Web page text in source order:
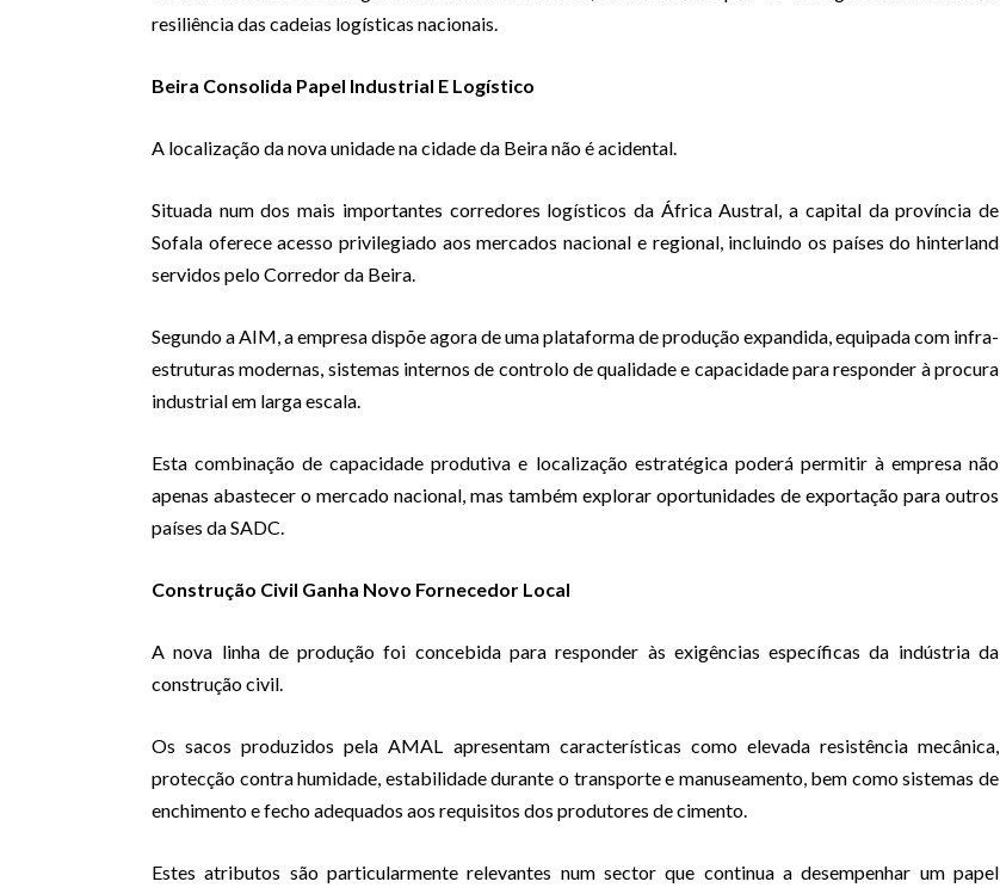
resiliência das cadeias logísticas nacionais.
Beira Consolida Papel Industrial E Logístico
A localização da nova unidade na cidade da Beira não é acidental.
Situada num dos mais importantes corredores logísticos da África Austral, a capital da província de
Sofala oferece acesso privilegiado aos mercados nacional e regional, incluindo os países do hinterland
servidos pelo Corredor da Beira.
Segundo a AIM, a empresa dispõe agora de uma plataforma de produção expandida, equipada com infra-
estruturas modernas, sistemas internos de controlo de qualidade e capacidade para responder à procura
industrial em larga escala.
Esta combinação de capacidade produtiva e localização estratégica poderá permitir à empresa não
apenas abastecer o mercado nacional, mas também explorar oportunidades de exportação para outros
países da SADC.
Construção Civil Ganha Novo Fornecedor Local
A nova linha de produção foi concebida para responder às exigências específicas da indústria da
construção civil.
Os sacos produzidos pela AMAL apresentam características como elevada resistência mecânica,
protecção contra humidade, estabilidade durante o transporte e manuseamento, bem como sistemas de
enchimento e fecho adequados aos requisitos dos produtores de cimento.
Estes atributos são particularmente relevantes num sector que continua a desempenhar um papel